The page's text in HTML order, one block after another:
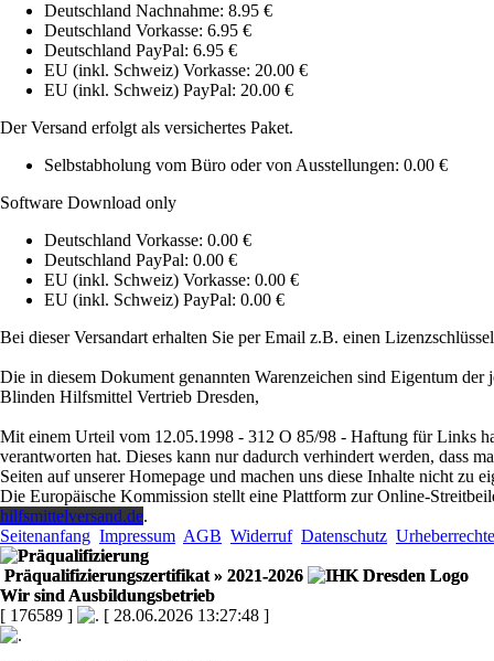
Deutschland Nachnahme: 8.95 €
Deutschland Vorkasse: 6.95 €
Deutschland PayPal: 6.95 €
EU (inkl. Schweiz) Vorkasse: 20.00 €
EU (inkl. Schweiz) PayPal: 20.00 €
Der Versand erfolgt als versichertes Paket.
Selbstabholung vom Büro oder von Ausstellungen: 0.00 €
Software Download only
Deutschland Vorkasse: 0.00 €
Deutschland PayPal: 0.00 €
EU (inkl. Schweiz) Vorkasse: 0.00 €
EU (inkl. Schweiz) PayPal: 0.00 €
Bei dieser Versandart erhalten Sie per Email z.B. einen
Die in diesem Dokument genannten Warenzeichen sind Eigentum
Blinden Hilfsmittel Vertrieb Dresden,
Mit einem Urteil vom 12.05.1998 - 312 O 85/98 - Haftung für Links
verantworten hat. Dieses kann nur dadurch verhindert werden, dass
Seiten auf unserer Homepage und machen uns diese Inhalte nicht
Die Europäische Kommission stellt eine Plattform zur Online-
hilfsmittelversand.de.
Seitenanfang Impressum AGB Widerruf Datenschutz Urheberrechte
Präqualifizierungszertifikat » 2021-2026
Wir sind Ausbildungsbetrieb
[ 176589 ]
[ 28.06.2026 13:27:48 ]